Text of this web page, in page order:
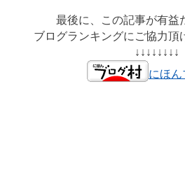
最後に、この記事が有益
ブログランキングにご協力頂
↓↓↓↓↓↓↓↓
にほ